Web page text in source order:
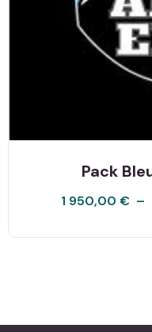
Pack
1 950,00 € –